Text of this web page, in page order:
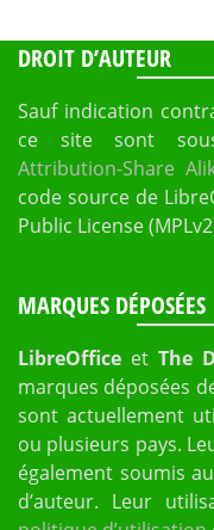
DROIT D’AUTEUR
Sauf indication
ce site sont
Attribution-Share
code source de
Public License
MARQUES DÉPOSÉES
LibreOffice et The
marques déposées
sont actuellement
ou plusieurs pays.
également soumis
d’auteur. Leur